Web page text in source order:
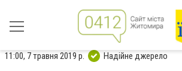
11:00, 7 травня 2019 р. Надійне джерело